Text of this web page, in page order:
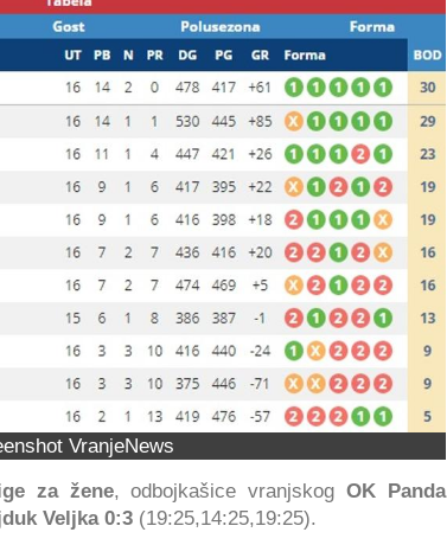
VranjeNews
za žene, odbojkašice vranjskog OK Panda
Veljka 0:3 (19:25,14:25,19:25).